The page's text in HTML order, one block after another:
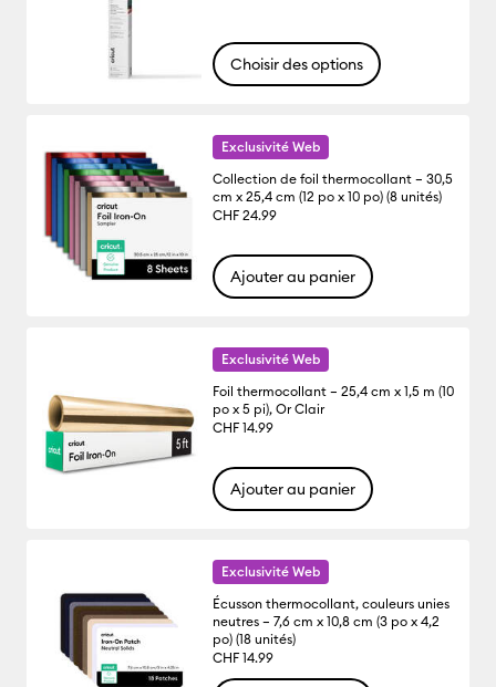
Choisir des options
Exclusivité Web
Collection de foil thermocollant – 30,5
cm x 25,4 cm (12 po x 10 po) (8 unités)
CHF 24.99
Ajouter au panier
Exclusivité Web
Foil thermocollant – 25,4 cm x 1,5 m (10
po x 5 pi), Or Clair
CHF 14.99
Ajouter au panier
Exclusivité Web
Écusson thermocollant, couleurs unies
neutres – 7,6 cm x 10,8 cm (3 po x 4,2
po) (18 unités)
CHF 14.99